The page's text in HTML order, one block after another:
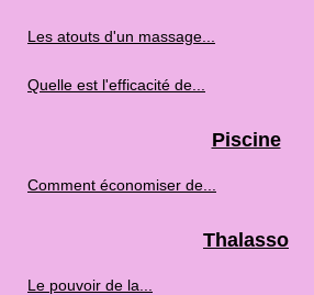
Les atouts d'un massage...
Quelle est l'efficacité de...
Piscine
Comment économiser de...
Thalasso
Le pouvoir de la...